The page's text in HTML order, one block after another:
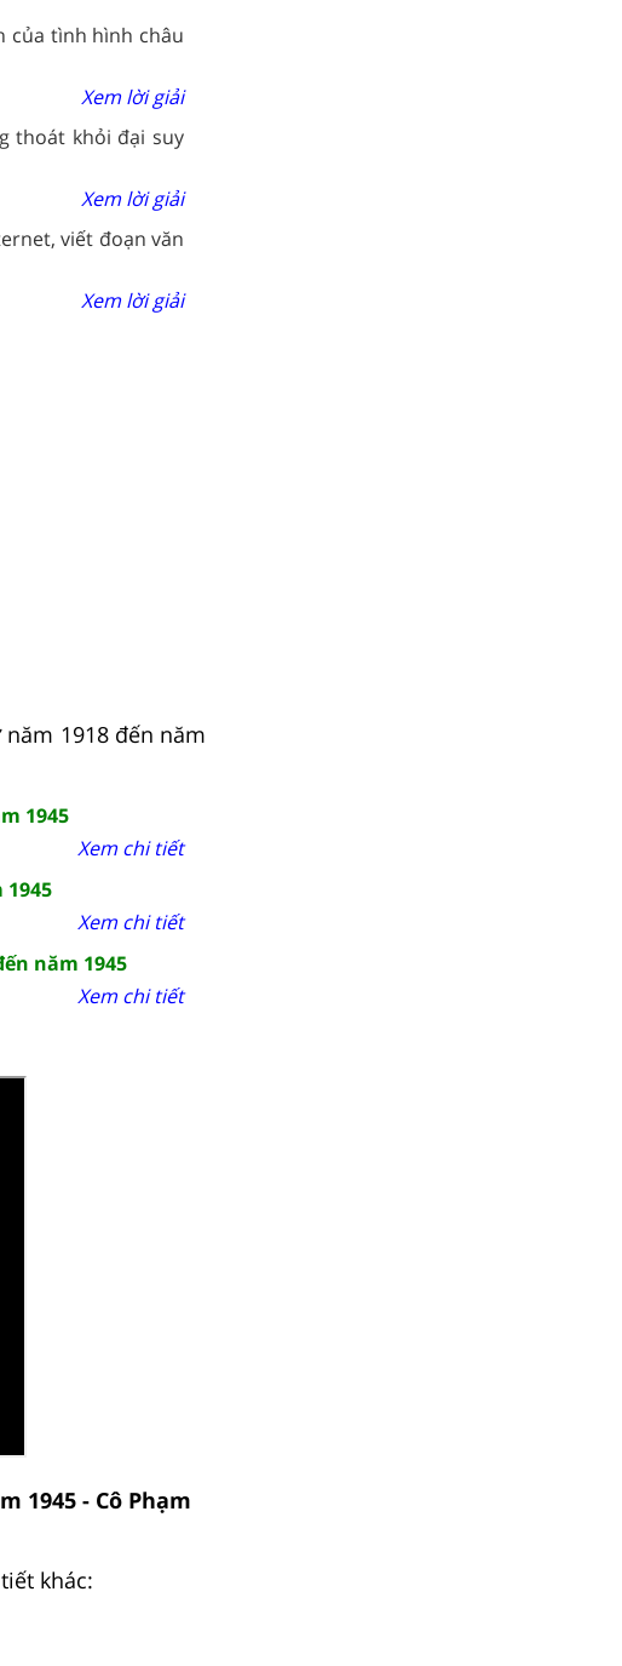
của tình hình châu
Xem lời giải
thoát khỏi đại suy
Xem lời giải
viết đoạn văn
Xem lời giải
1918 đến năm
1945
Xem chi tiết
Xem chi tiết
năm 1945
Xem chi tiết
1945 - Cô Phạm
khác: